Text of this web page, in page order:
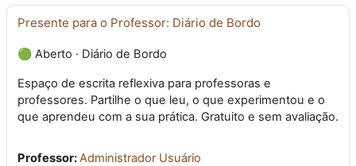
Presente para o Professor: Diário de Bordo
🟢 Aberto · Diário de Bordo
Espaço de escrita reflexiva para professoras e
professores. Partilhe o que leu, o que experimentou e o
que aprendeu com a sua prática. Gratuito e sem avaliação.
Professor:Administrador Usuário